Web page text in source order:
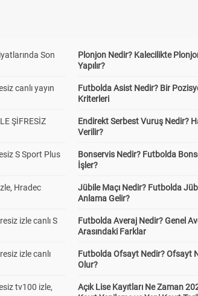
Son
canlı yayın
ŞİFRESİZ
S Sport Plus
Hradec
izle canlı S
izle canlı
tv100 izle,
Plonjon Nedir? Kalecilikte
Yapılır?
Futbolda Asist Nedir? Bir
Kriterleri
Endirekt Serbest Vuruş Nedir?
Verilir?
Bonservis Nedir? Futbolda
İşler?
Jübile Maçı Nedir? Futbolda
Anlama Gelir?
Futbolda Averaj Nedir? Genel
Arasındaki Farklar
Futbolda Ofsayt Nedir? Ofsayt
Olur?
Açık Lise Kayıtları Ne Zaman